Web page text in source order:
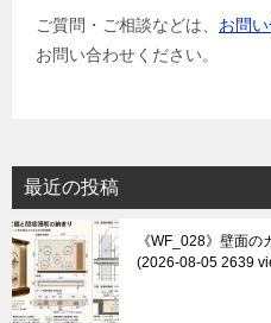
ご質問・ご相談などは、 お問
お問い合わせください。
最近の投稿
《WF_028》壁面
2026-08-05 2639